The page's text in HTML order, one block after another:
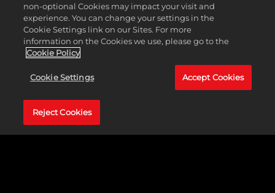
ETHIOPIA PACK
MAGGIORI INFORMAZIONI
non-optional Cookies may impact your visit and
experience. You can change your settings in the
Cookie Settings link on our Sites. For more
information on the Cookies we use, please go to the
Cookie Policy
Cookie Settings Accept Cookies
Reject Cookies